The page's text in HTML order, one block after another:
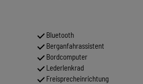
Bluetooth
Berganfahrassistent
Bordcomputer
Lederlenkrad
Freisprecheinrichtung